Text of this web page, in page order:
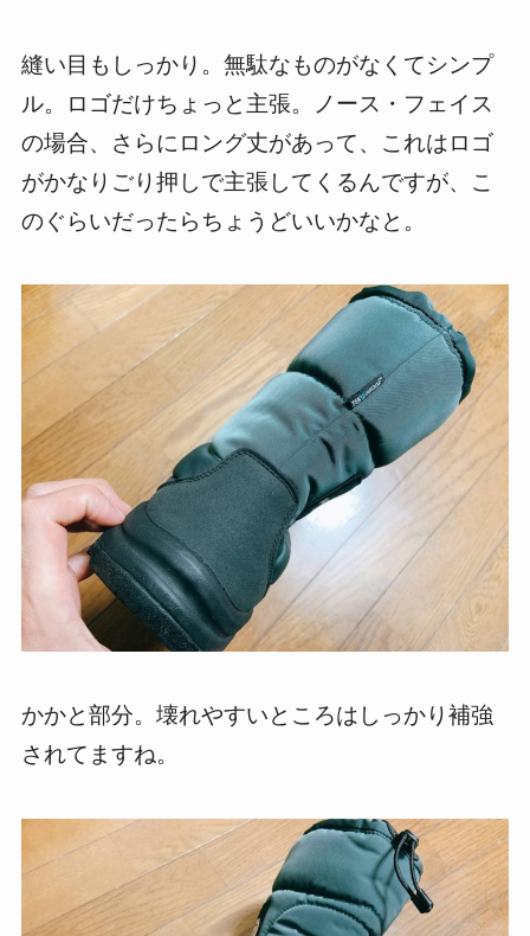
縫い目もしっかり。無駄なものがなくてシンプ
ル。ロゴだけちょっと主張。ノース・フェイス
の場合、さらにロング丈があって、これはロゴ
がかなりごり押しで主張してくるんですが、こ
のぐらいだったらちょうどいいかなと。
かかと部分。壊れやすいところはしっかり補強
されてますね。